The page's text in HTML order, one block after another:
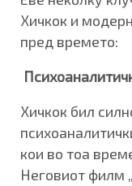
Хичкок и
пред времето:
Хичкок бил
кои во тоа
Неговиот филм